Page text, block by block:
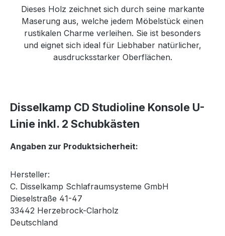
Dieses Holz zeichnet sich durch seine markante
Maserung aus, welche jedem Möbelstück einen
rustikalen Charme verleihen. Sie ist besonders
und eignet sich ideal für Liebhaber natürlicher,
ausdrucksstarker Oberflächen.
Disselkamp CD Studioline Konsole U-
Linie inkl. 2 Schubkästen
Angaben zur Produktsicherheit:
Hersteller:
C. Disselkamp Schlafraumsysteme GmbH
Dieselstraße 41-47
33442 Herzebrock-Clarholz
Deutschland